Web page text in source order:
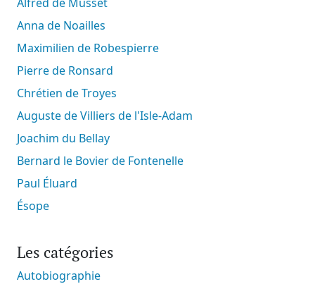
Anna de Noailles
Maximilien de Robespierre
Pierre de Ronsard
Chrétien de Troyes
Auguste de Villiers de l'Isle-Adam
Joachim du Bellay
Bernard le Bovier de Fontenelle
Paul Éluard
Ésope
Les catégories
Autobiographie